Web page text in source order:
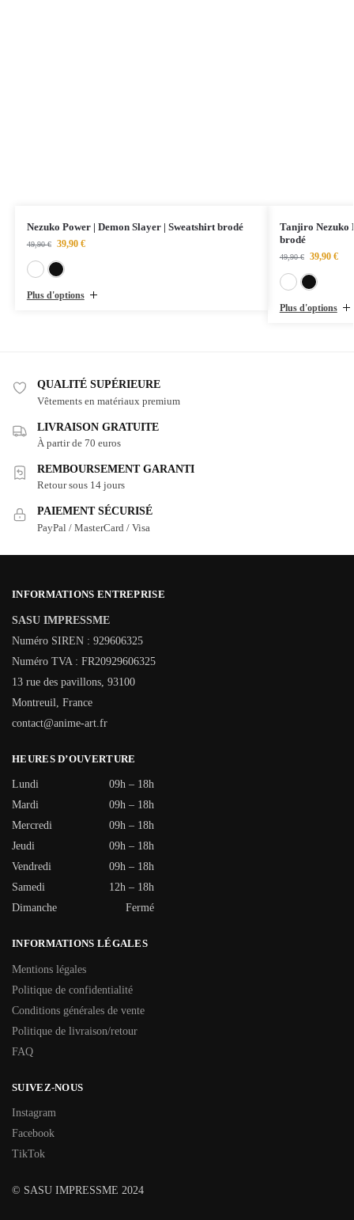
Nezuko Power | Demon Slayer | Sweatshirt brodé
49,90€ 39,90 €
Plus d'options
Tanjiro Nezuko
brodé
49,90€ 39,90 €
Plus d'options
QUALITÉ SUPÉRIEURE
Vêtements en matériaux premium
LIVRAISON GRATUITE
À partir de 70 euros
REMBOURSEMENT GARANTI
Retour sous 14 jours
PAIEMENT SÉCURISÉ
PayPal / MasterCard / Visa
INFORMATIONS ENTREPRISE
SASU IMPRESSME
Numéro SIREN : 929606325
Numéro TVA : FR20929606325
13 rue des pavillons, 93100
Montreuil, France
contact@anime-art.fr
HEURES D’OUVERTURE
Lundi
09h – 18h
Mardi
09h – 18h
Mercredi
09h – 18h
Jeudi
09h – 18h
Vendredi
09h – 18h
Samedi
12h – 18h
Dimanche
Fermé
INFORMATIONS LÉGALES
Mentions légales
Politique de confidentialité
Conditions générales de vente
Politique de livraison/retour
FAQ
SUIVEZ-NOUS
Instagram
Facebook
TikTok
© SASU IMPRESSME 2024